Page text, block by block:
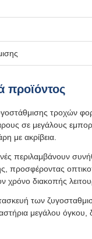
προϊόντος
τροχών
σε μεγάλους
με ακρίβεια.
περιλαμβάνουν
προσφέροντας
χρόνο διακοπής
των
μεγάλου όγκου,